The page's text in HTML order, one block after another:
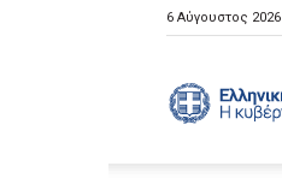
6 Αύγουστος 2026